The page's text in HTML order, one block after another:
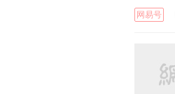
网易号